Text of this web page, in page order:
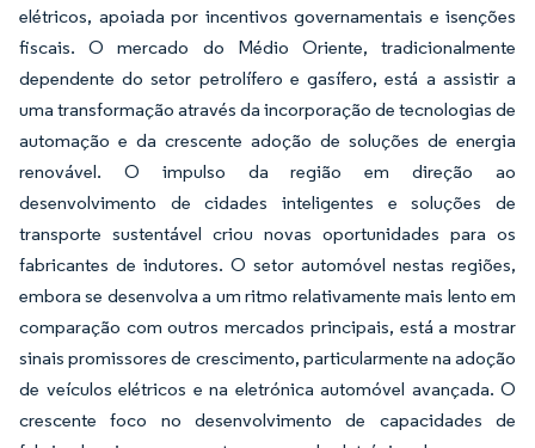
elétricos, apoiada por incentivos governamentais e isenções
fiscais. O mercado do Médio Oriente, tradicionalmente
dependente do setor petrolífero e gasífero, está a assistir a
uma transformação através da incorporação de tecnologias de
automação e da crescente adoção de soluções de energia
renovável. O impulso da região em direção ao
desenvolvimento de cidades inteligentes e soluções de
transporte sustentável criou novas oportunidades para os
fabricantes de indutores. O setor automóvel nestas regiões,
embora se desenvolva a um ritmo relativamente mais lento em
comparação com outros mercados principais, está a mostrar
sinais promissores de crescimento, particularmente na adoção
de veículos elétricos e na eletrónica automóvel avançada. O
crescente foco no desenvolvimento de capacidades de